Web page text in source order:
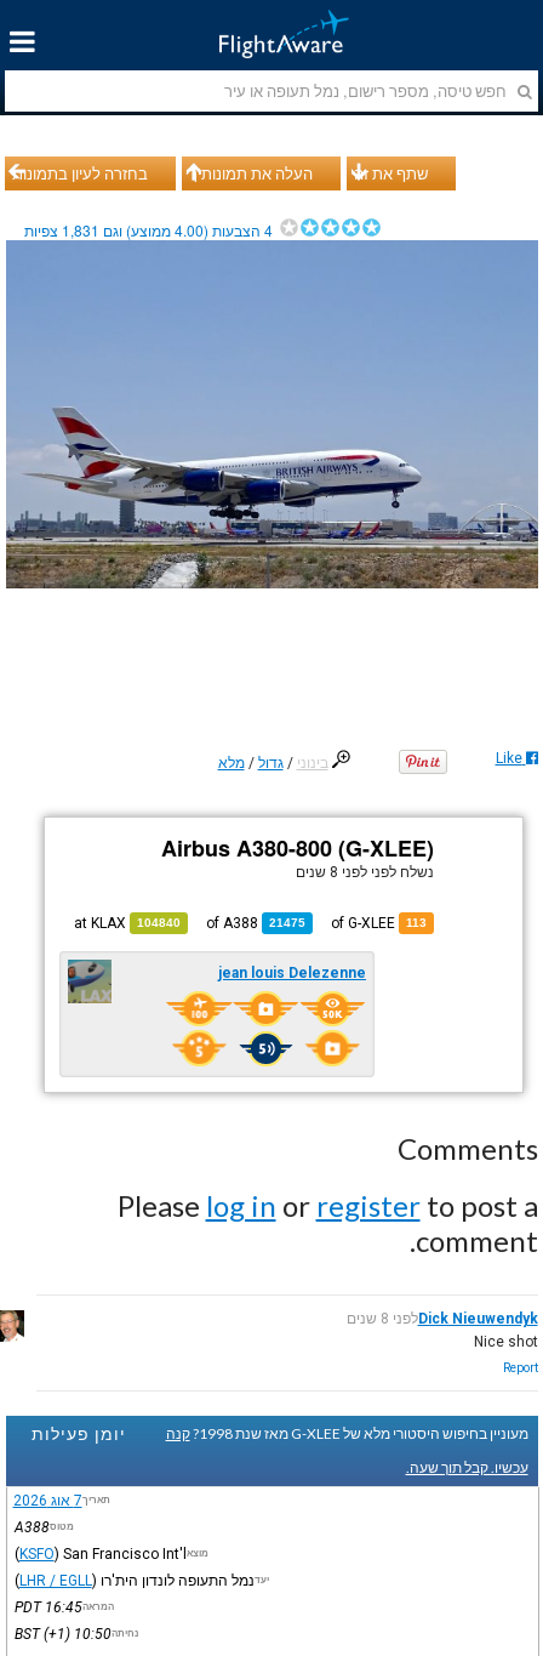
בחזרה לעיון בתמונות העלה את תמונותיך שתף את זה
4הצבעות (4.00ממוצע) וגם 1,831 צפיות
בינוני /גדול /מלא Like
Airbus A380-800 (G-XLEE)
נשלח לפני לפני 8 שנים
113
21475
A388
104840
KLAX
jean louis Delezenne
Comments
Please log in or registerto post a
comment.
Dick Nieuwendykלפני 8 שנים
Nice shot
Report
יומן פעילות מעוניין בחיפוש היסטורי מלא של G-XLEE מאז שנת 1998?
קנה
עכשיו. קבל תוך שעה.
תאריך7 אוג 2026
מטוסA388
מוצא San Francisco Int'l
(KSFO)
יעדנמל התעופה לונדון הית'רו (LHR / EGLL )
המראה16:45
PDT
נחיתה10:50
BST(+1)